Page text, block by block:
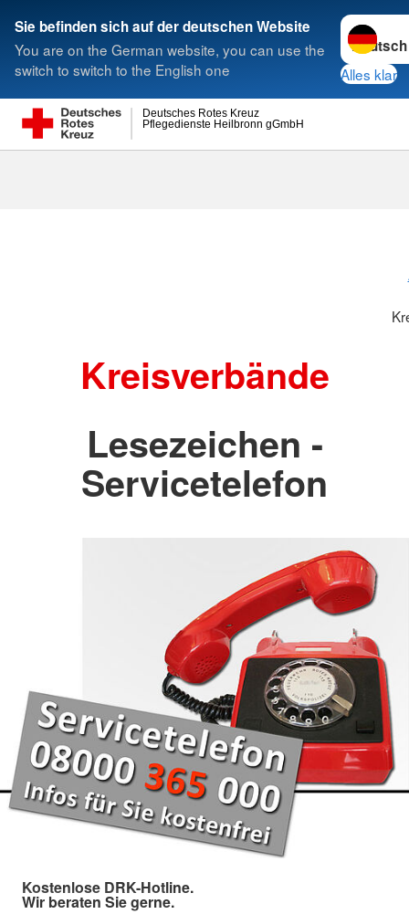
Sie befinden sich auf der deutschen Website
You are on the German website, you can use the
switch to switch to the English one
Sprache
Alles klar
Pflegedienste Heilbronn gGmbH
Deutsches Rotes Kreuz
Suche
Kreisverbände
Lesezeichen -
Servicetelefon
Kostenlose DRK-Hotline.
Wir beraten Sie gerne.